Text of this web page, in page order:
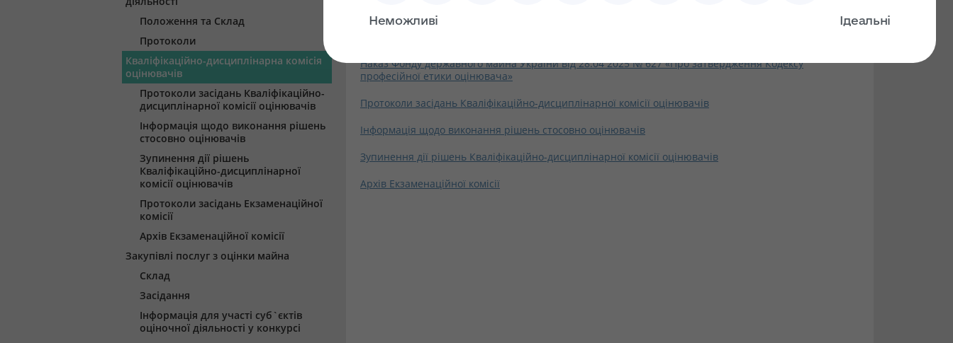
Положення та Склад
Протоколи
Кваліфікаційно-дисциплінарна комісія
оцінювачів
Протоколи засідань Кваліфікаційно-
дисциплінарної комісії оцінювачів
Інформація щодо виконання рішень
стосовно оцінювачів
Зупинення дії рішень
Кваліфікаційно-дисциплінарної
комісії оцінювачів
Протоколи засідань Екзаменаційної
комісії
Архів Екзаменаційної комісії
Закупівлі послуг з оцінки майна
Склад
Засідання
Інформація для участі суб`єктів
оціночної діяльності у конкурсі
Склад секретаріату Кваліфікаційно-дисциплінарної комісії оцінювачів, затверджений наказом Фонду
Наказ Фонду державного майна України від 28.04 2025 № 627 «Про затвердження Кодексу
професійної етики оцінювача»
Протоколи засідань Кваліфікаційно-дисциплінарної комісії оцінювачів
Інформація щодо виконання рішень стосовно оцінювачів
Зупинення дії рішень Кваліфікаційно-дисциплінарної комісії оцінювачів
Архів Екзаменаційної комісії